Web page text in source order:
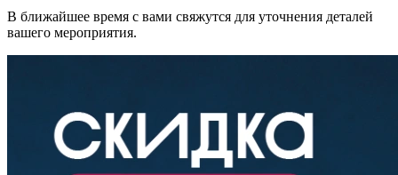
В ближайшее время с вами свяжутся для уточнения деталей
вашего мероприятия.